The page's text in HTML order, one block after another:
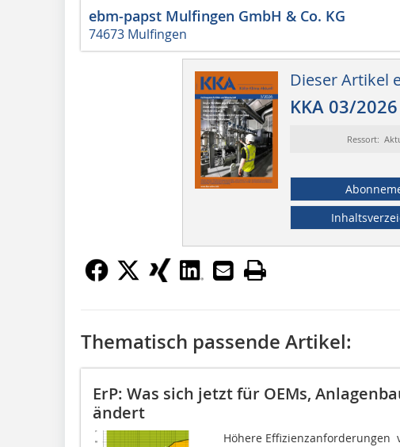
ebm-papst Mulfingen GmbH & Co. KG
74673 Mulfingen
Dieser Artikel
KKA 03/2026
Ressort:
Thematisch passende Artikel:
ErP: Was sich jetzt für OEMs,
ändert
Höhere Effizienzanforderungen